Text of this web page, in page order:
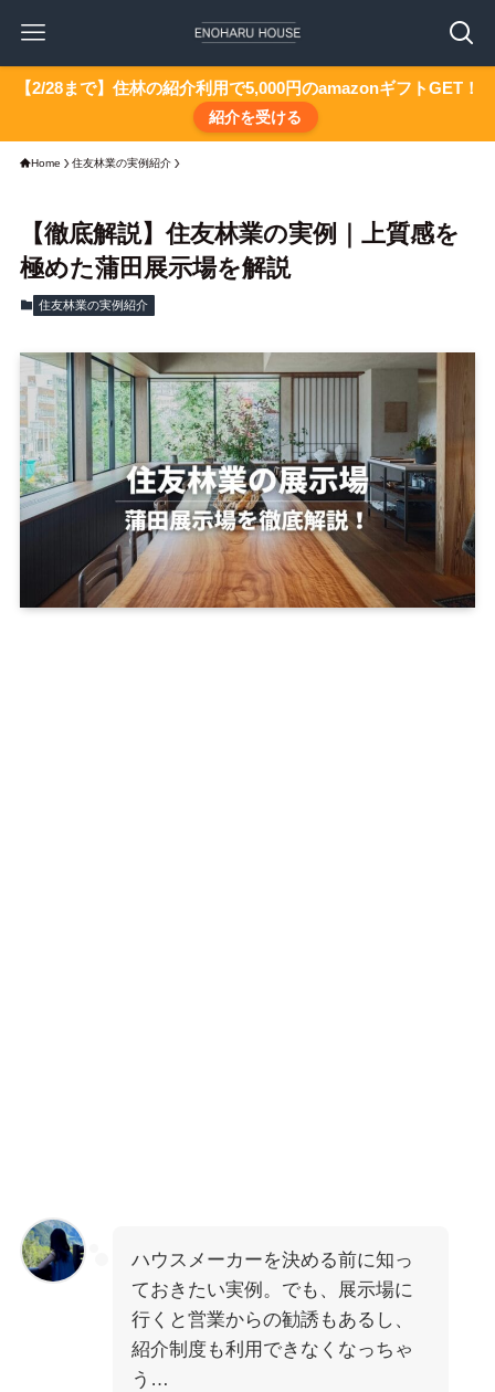
【2/28まで】住林の紹介利用で5,000円のamazonギフトGET！
紹介を受ける
Home 住友林業の実例紹介
【徹底解説】住友林業の実例｜上質感を
極めた蒲田展示場を解説
住友林業の実例紹介
ハウスメーカーを決める前に知っ
ておきたい実例。でも、展示場に
行くと営業からの勧誘もあるし、
紹介制度も利用できなくなっちゃ
う…